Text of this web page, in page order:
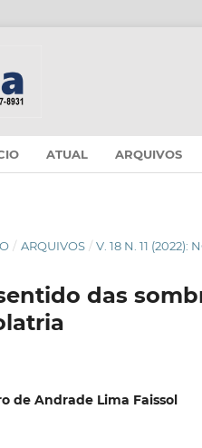
ATUAL ARQUIVOS
/ ARQUIVOS / V. 18 N. 11 (2022):
das
de Andrade Lima Faissol